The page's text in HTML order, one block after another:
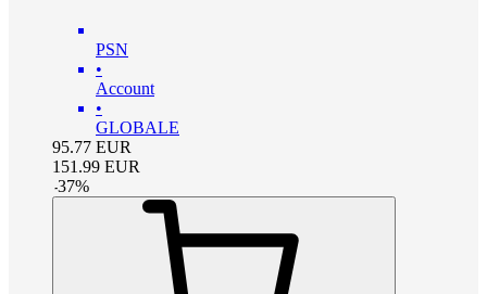
PSN
•
Account
•
GLOBALE
95.77 EUR
151.99 EUR
-37%